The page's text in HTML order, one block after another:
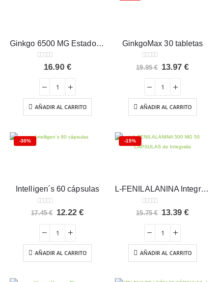
Ginkgo 6500 MG Estado Puro 40 caps.
out of 5
16.90 €
AÑADIR AL CARRITO
GinkgoMax 30 tabletas
0 out of 5
19.95€ El
era:
19.95 €.
13.97€El
13.97 €.
AÑADIR AL CARRITO
-30%
Intelligen´s 60 cápsulas
0 out of 5
17.45€ El
original
era:
17.45 €.
12.22€El
12.22 €.
AÑADIR AL CARRITO
-15%
L-FENILALANINA Integralia
0 out of 5
15.75€ El
original
era:
15.75 €.
13.39€El
13.39 €.
AÑADIR AL CARRITO